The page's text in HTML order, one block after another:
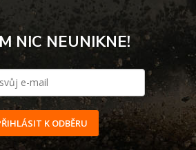
NIC NEUNIKNE!
K ODBĚRU